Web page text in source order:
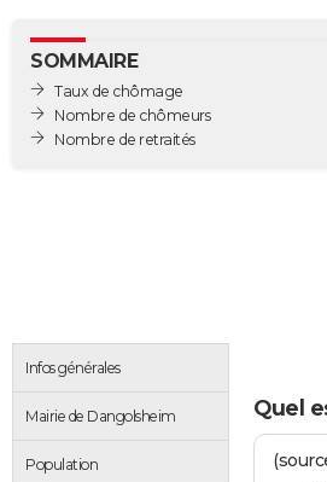
SOMMAIRE
Taux de chômage
Nombre de chômeurs
Nombre de retraités
Infos générales
Mairie de Dangolsheim
Population
Quel